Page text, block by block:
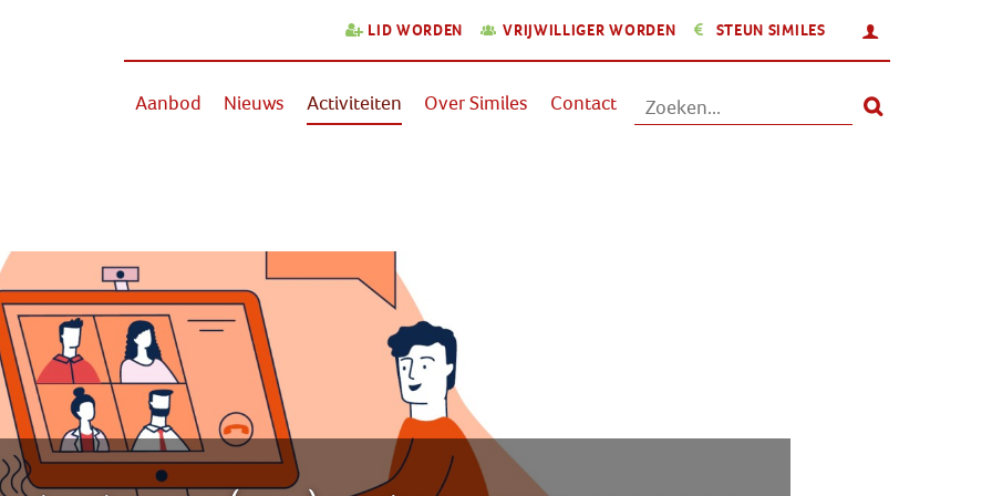
LID WORDEN VRIJWILLIGER WORDEN STEUN SIMILES
Aanbod Nieuws Activiteiten Over Similes Contact
Steun Similes